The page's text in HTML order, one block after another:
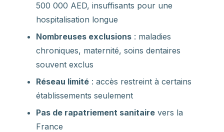
500 000 AED, insuffisants pour une
hospitalisation longue
Nombreuses exclusions : maladies
chroniques, maternité, soins dentaires
souvent exclus
Réseau limité : accès restreint à certains
établissements seulement
Pas de rapatriement sanitaire vers la
France